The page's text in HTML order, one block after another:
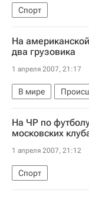
Спорт
На
два грузовика
1 апреля 2007, 21:17
В мире
На ЧР по
московских
1 апреля 2007, 21:12
Спорт